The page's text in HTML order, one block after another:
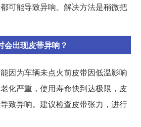
可能导致异响。解决方法是稍微把
会出现皮带异响？
因为车辆未点火前皮带因低温影响
化严重，使用寿命快到达极限，皮
致异响。建议检查皮带张力，进行